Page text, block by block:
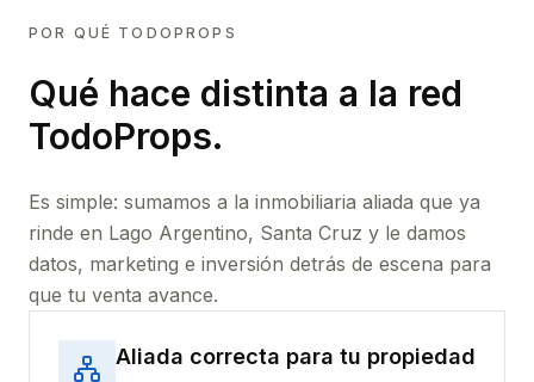
POR QUÉ TODOPROPS
Qué hace distinta a la red
TodoProps.
Es simple: sumamos a la inmobiliaria aliada que ya
rinde en Lago Argentino, Santa Cruz y le damos
datos, marketing e inversión detrás de escena para
que tu venta avance.
Aliada correcta para tu propiedad